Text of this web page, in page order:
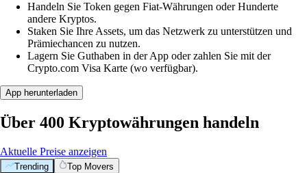
Handeln Sie Token gegen Fiat-Währungen oder Hunderte
andere Kryptos.
Staken Sie Ihre Assets, um das Netzwerk zu unterstützen und
Prämiechancen zu nutzen.
Lagern Sie Guthaben in der App oder zahlen Sie mit der
Crypto.com Visa Karte (wo verfügbar).
App herunterladen
Über 400 Kryptowährungen handeln
Aktuelle Preise anzeigen
Trending Top Movers